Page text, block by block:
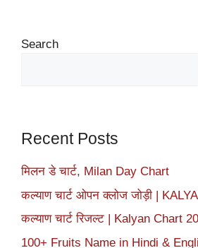
Search
Recent Posts
मिलन डे चार्ट, Milan Day Chart
कल्याण चार्ट ओपन क्लोज जोड़ी |
कल्याण चार्ट रिजल्ट | Kalyan Chart
100+ Fruits Name in Hindi &